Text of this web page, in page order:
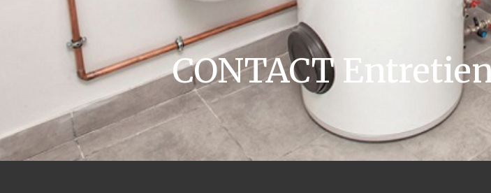
CONTACT